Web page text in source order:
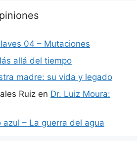
04 – Mutaciones
allá del tiempo
madre: su vida y legado
Ruiz en Dr. Luiz Moura:
azul – La guerra del agua